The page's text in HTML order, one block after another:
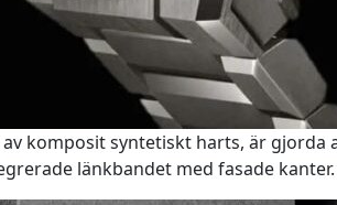
komposit syntetiskt harts, är gjorda
länkbandet med fasade kanter.